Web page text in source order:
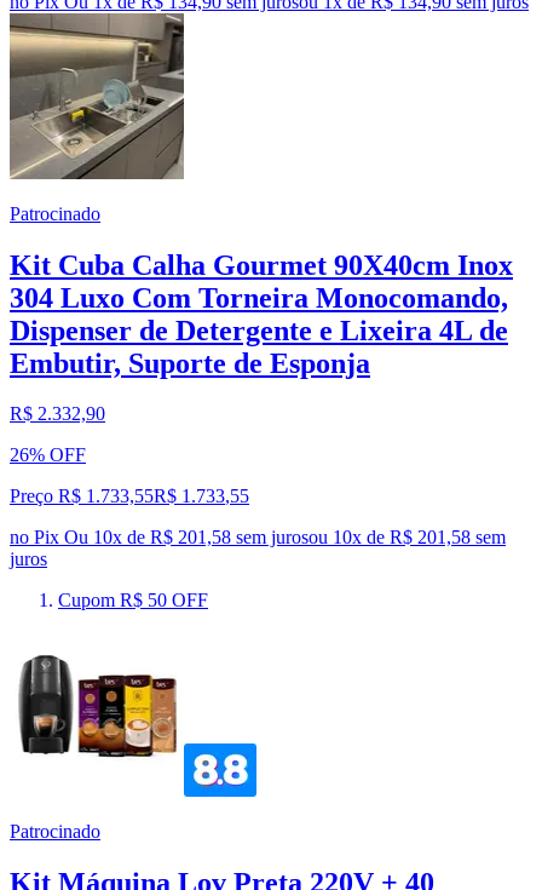
Patrocinado
Kit Cuba Calha Gourmet 90X40cm Inox
304 Luxo Com Torneira Monocomando,
Dispenser de Detergente e Lixeira 4L de
Embutir, Suporte de Esponja
R$ 2.332,90
26% OFF
Preço R$ 1.733,55R$ 1.733,55
no Pix Ou 10x de R$ 201,58 sem jurosou 10x de R$ 201,58 sem
juros
Cupom R$ 50 OFF
Patrocinado
Kit Máquina Lov Preta 220V + 40